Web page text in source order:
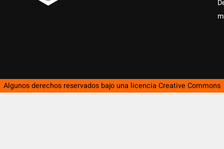
Algunos derechos reservados bajo una licencia Creative Commons